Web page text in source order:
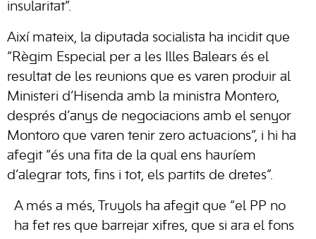
insularitat”.
Així mateix, la diputada socialista ha incidit que
“Règim Especial per a les Illes Balears és el
resultat de les reunions que es varen produir al
Ministeri d’Hisenda amb la ministra Montero,
després d’anys de negociacions amb el senyor
Montoro que varen tenir zero actuacions”, i hi ha
afegit “és una fita de la qual ens hauríem
d’alegrar tots, fins i tot, els partits de dretes”.
A més a més, Truyols ha afegit que “el PP no
ha fet res que barrejar xifres, que si ara el fons